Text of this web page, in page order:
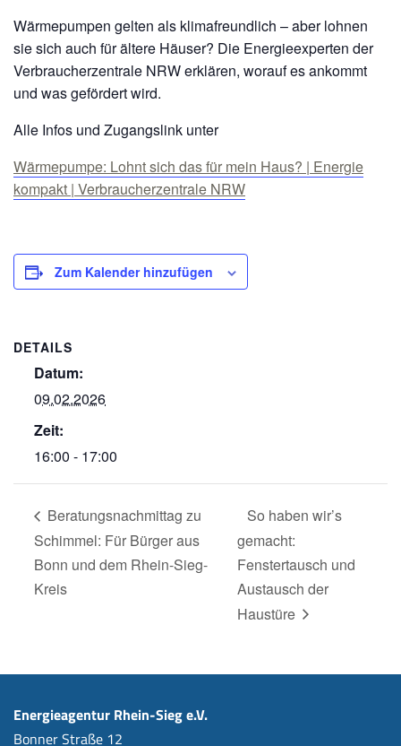
Wärmepumpen gelten als klimafreundlich – aber lohnen
sie sich auch für ältere Häuser? Die Energieexperten der
Verbraucherzentrale NRW erklären, worauf es ankommt
und was gefördert wird.
Alle Infos und Zugangslink unter
Wärmepumpe: Lohnt sich das für mein Haus? | Energie
kompakt | Verbraucherzentrale NRW
Zum Kalender hinzufügen
DETAILS
Datum:
09.02.2026
Zeit:
16:00 - 17:00
Beratungsnachmittag zu
Schimmel: Für Bürger aus
Bonn und dem Rhein-Sieg-
Kreis
So haben wir’s
gemacht:
Fenstertausch und
Austausch der
Haustüre
Energieagentur Rhein-Sieg e.V.
Bonner Straße 12